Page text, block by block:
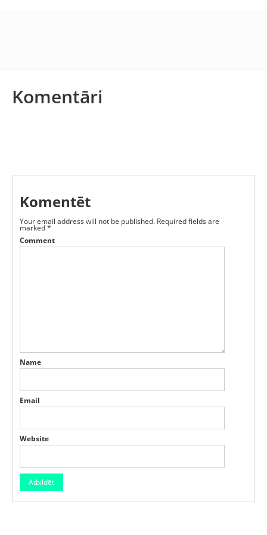
Komentāri
Komentēt
Your email address will not be published. Required fields are
marked*
Comment
Name
Email
Website